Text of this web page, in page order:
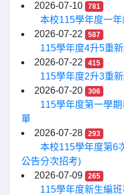
2026-07-10 781
本校115學年度一
2026-07-22
587
115學年度4升5重
2026-07-22
415
115學年度2升3重
2026-07-20
306
115學年度第一學
單
2026-07-28
293
本校115學年度第6
公告分次招考)
2026-07-09
265
115學年度新生編班